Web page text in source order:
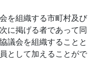
を組織する市町村及び
に掲げる者であって同
議会を組織することと
として加えることがで